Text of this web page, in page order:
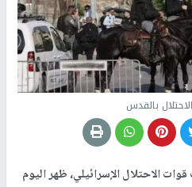
بالقدس
الاحتلال الإسرائيلي، ظهر اليوم